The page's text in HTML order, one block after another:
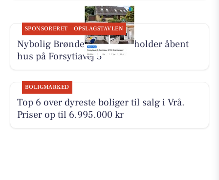
SPONSORERET OPSLAGSTAVLEN
Nybolig Brønderslev & Vrå holder åbent
hus på Forsytiavej 5
BOLIGMARKED
Top 6 over dyreste boliger til salg i Vrå.
Priser op til 6.995.000 kr